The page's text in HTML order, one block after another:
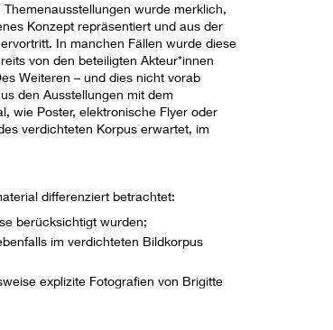
wurde merklich,
Konzept repräsentiert und aus der
In manchen Fällen wurde diese
von den beteiligten Akteur*innen
Weiteren – und dies nicht vorab
den Ausstellungen mit dem
wie Poster, elektronische Flyer oder
verdichteten Korpus erwartet, im
differenziert betrachtet:
berücksichtigt wurden;
im verdichteten Bildkorpus
explizite Fotografien von Brigitte